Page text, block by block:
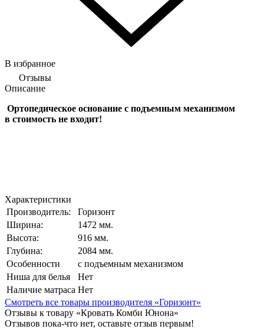
В избранное
Отзывы
Описание
Ортопедическое основание с подъемным механизмом
в стоимость не входит!
Характеристики
Производитель:
Горизонт
Ширина:
1472 мм.
Высота:
916 мм.
Глубина:
2084 мм.
Особенности
с подъемным механизмом
Ниша для белья
Нет
Наличие матраса Нет
Смотреть все товары производителя «Горизонт»
Отзывы к товару «Кровать Комби Юнона»
Отзывов пока-что нет, оставьте отзыв первым!